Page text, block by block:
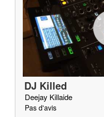
DJ Killed
Deejay Killaide
Pas d'avis